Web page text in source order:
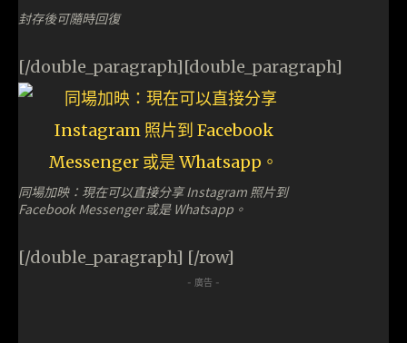
封存後可隨時回復
[/double_paragraph][double_paragraph]
同場加映：現在可以直接分享 Instagram 照片到
Facebook Messenger 或是 Whatsapp。
[/double_paragraph] [/row]
- 廣告 -